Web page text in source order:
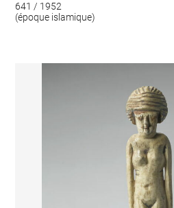
641 / 1952
(époque islamique)